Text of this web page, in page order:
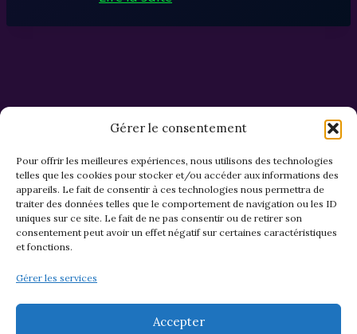
Gérer le consentement
Pour offrir les meilleures expériences, nous utilisons des technologies
telles que les cookies pour stocker et/ou accéder aux informations des
appareils. Le fait de consentir à ces technologies nous permettra de
traiter des données telles que le comportement de navigation ou les ID
uniques sur ce site. Le fait de ne pas consentir ou de retirer son
consentement peut avoir un effet négatif sur certaines caractéristiques
et fonctions.
Gérer les services
Accepter
CGV et Retours
Mentions légales & confidentialité